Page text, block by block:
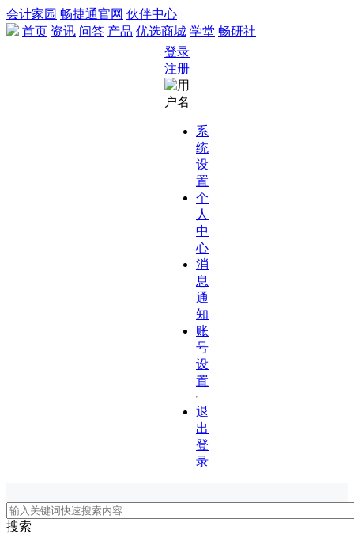
会计家园 畅捷通官网 伙伴中心
首页 资讯 问答 产品 优选商城 学堂 畅研社
登录
注册
系
统
设
置
个
人
中
心
消
息
通
知
账
号
设
置
退
出
登
录
搜索